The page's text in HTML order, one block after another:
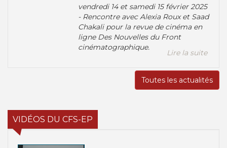
vendredi 14 et samedi 15 février 2025
- Rencontre avec Alexia Roux et Saad
Chakali pour la revue de cinéma en
ligne Des Nouvelles du Front
cinématographique.
Lire la suite
Toutes les actualités
VIDÉOS DU CFS-EP